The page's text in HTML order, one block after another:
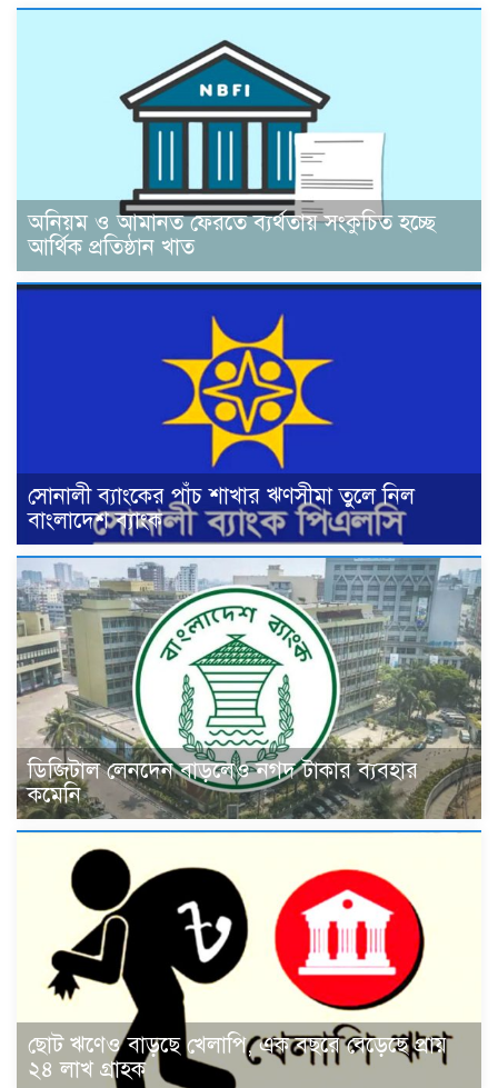
অনিয়ম ও আমানত ফেরতে ব্যর্থতায় সংকুচিত হচ্ছে
আর্থিক প্রতিষ্ঠান খাত
সোনালী ব্যাংকের পাঁচ শাখার ঋণসীমা তুলে নিল
বাংলাদেশ ব্যাংক
ডিজিটাল লেনদেন বাড়লেও নগদ টাকার ব্যবহার
কমেনি
ছোট ঋণেও বাড়ছে খেলাপি, এক বছরে বেড়েছে প্রায়
২৪ লাখ গ্রাহক